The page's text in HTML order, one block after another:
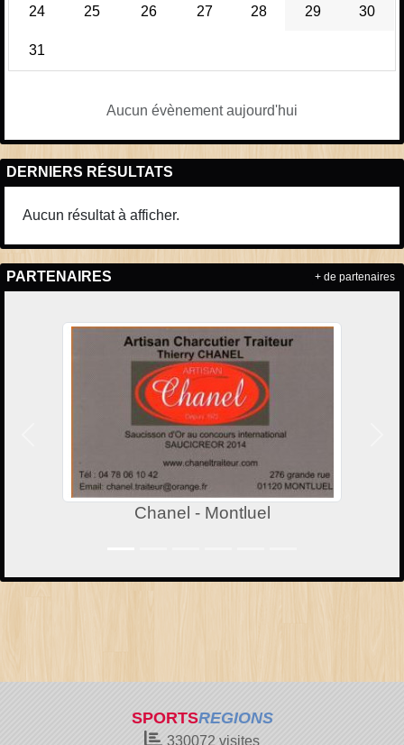
24 25 26 27 28 29 30
31
Aucun évènement aujourd'hui
DERNIERS RÉSULTATS
Aucun résultat à afficher.
PARTENAIRES
Chanel - Montluel
+ de partenaires
SPORTSREGIONS
330072 visites